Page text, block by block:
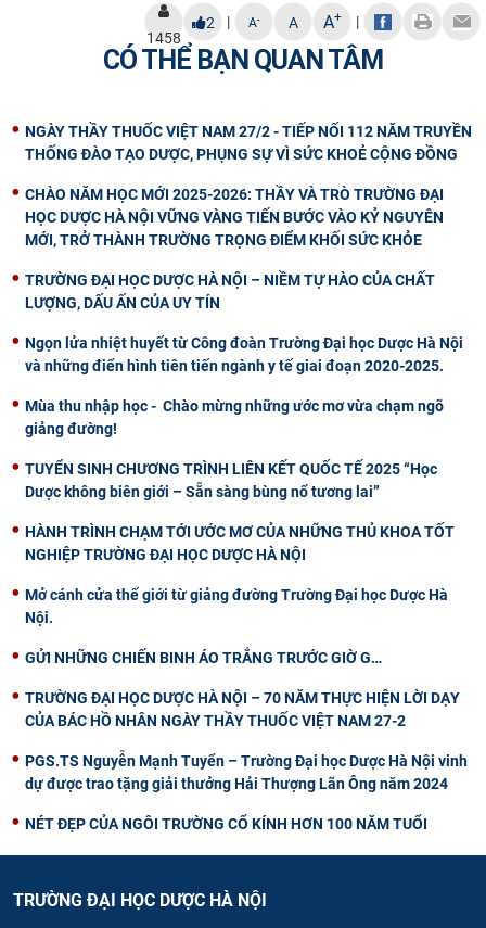
1458
2 | A- A A+ |
CÓ THỂ BẠN QUAN TÂM
NGÀY THẦY THUỐC VIỆT NAM 27/2 - TIẾP NỐI 112 NĂM TRUYỀN
THỐNG ĐÀO TẠO DƯỢC, PHỤNG SỰ VÌ SỨC KHOẺ CỘNG ĐỒNG
CHÀO NĂM HỌC MỚI 2025-2026: THẦY VÀ TRÒ TRƯỜNG ĐẠI
HỌC DƯỢC HÀ NỘI VỮNG VÀNG TIẾN BƯỚC VÀO KỶ NGUYÊN
MỚI, TRỞ THÀNH TRƯỜNG TRỌNG ĐIỂM KHỐI SỨC KHỎE
TRƯỜNG ĐẠI HỌC DƯỢC HÀ NỘI – NIỀM TỰ HÀO CỦA CHẤT
LƯỢNG, DẤU ẤN CỦA UY TÍN
Ngọn lửa nhiệt huyết từ Công đoàn Trường Đại học Dược Hà Nội
và những điển hình tiên tiến ngành y tế giai đoạn 2020-2025.
Mùa thu nhập học - Chào mừng những ước mơ vừa chạm ngõ
giảng đường!
TUYỂN SINH CHƯƠNG TRÌNH LIÊN KẾT QUỐC TẾ 2025 “Học
Dược không biên giới – Sẵn sàng bùng nổ tương lai”
HÀNH TRÌNH CHẠM TỚI ƯỚC MƠ CỦA NHỮNG THỦ KHOA TỐT
NGHIỆP TRƯỜNG ĐẠI HỌC DƯỢC HÀ NỘI
Mở cánh cửa thế giới từ giảng đường Trường Đại học Dược Hà
Nội.
GỬI NHỮNG CHIẾN BINH ÁO TRẮNG TRƯỚC GIỜ G…
TRƯỜNG ĐẠI HỌC DƯỢC HÀ NỘI – 70 NĂM THỰC HIỆN LỜI DẠY
CỦA BÁC HỒ NHÂN NGÀY THẦY THUỐC VIỆT NAM 27-2
PGS.TS Nguyễn Mạnh Tuyển – Trường Đại học Dược Hà Nội vinh
dự được trao tặng giải thưởng Hải Thượng Lãn Ông năm 2024
NÉT ĐẸP CỦA NGÔI TRƯỜNG CỔ KÍNH HƠN 100 NĂM TUỔI
TRƯỜNG ĐẠI HỌC DƯỢC HÀ NỘI